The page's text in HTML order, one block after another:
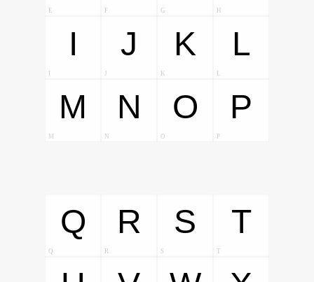
E F G H
I J
J
K
K
L
L
M
M
N
N
O
O
P
P
Q
Q
R
R
S
S
T
T